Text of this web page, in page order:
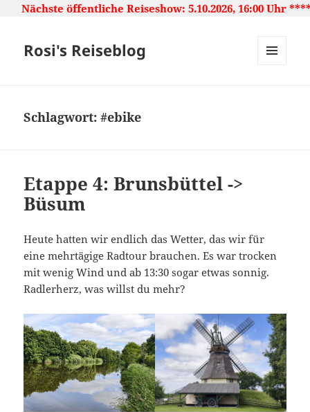
Reiseshow: 5.10.2026, 16:00 Uhr ***** Japan:
Rosi's Reiseblog
Schlagwort:#ebike
Etappe 4: Brunsbüttel ->
Büsum
Heute hatten wir endlich das Wetter, das wir für
eine mehrtägige Radtour brauchen. Es war trocken
mit wenig Wind und ab 13:30 sogar etwas sonnig.
Radlerherz, was willst du mehr?